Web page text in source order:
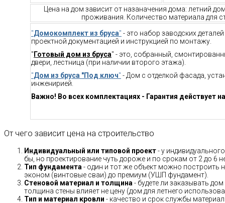
Цена на дом зависит от назаначения дома: летний
проживания. Количество материала для
"Домокомплект из бруса" - это набор заводских
проектной документацией и инструкцией по монтажу.
" Готовый дом из бруса" - это, собранный,
двери, лестница (при наличии второго этажа).
"Дом из бруса "Под ключ" - Дом с отделкой фасада,
инженирией.
Важно! Во всех комплектациях - Гарантия действует
От чего зависит цена на строительство
Индивидуальный или типовой проект- у
бы, но проектирование чуть дороже и по срокам от 2 до 6
Тип фундамента - один и тот же объект можно построить
эконом (винтовые сваи) до премиум (УШП фундамент).
Стеновой материал и толщина - будете ли заказывать
толщина стены влияет не цену (дом для летнего
Тип и материал кровли - качество и срок службы